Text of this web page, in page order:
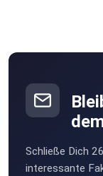
Schließe Dich
interessante